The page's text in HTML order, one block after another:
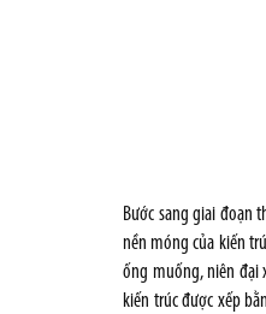
Bước sang giai đoạn
nền móng của kiến
ống muống, niên đại
kiến trúc được xếp